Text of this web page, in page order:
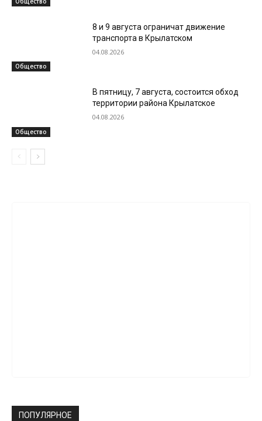
Общество
8 и 9 августа ограничат движение
транспорта в Крылатском
04.08.2026
Общество
В пятницу, 7 августа, состоится обход
территории района Крылатское
04.08.2026
ПОПУЛЯРНОЕ